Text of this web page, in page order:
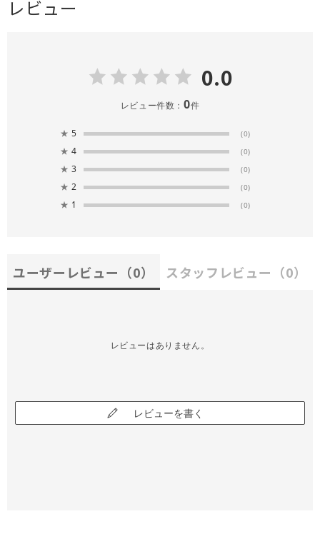
レビュー
0.0
レビュー件数： 0件
★ 5 (0)
★ 4 (0)
★ 3 (0)
★ 2 (0)
★ 1 (0)
ユーザーレビュー （0） スタッフレビュー （0）
レビューはありません。
レビューを書く